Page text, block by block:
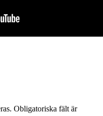
Obligatoriska fält är